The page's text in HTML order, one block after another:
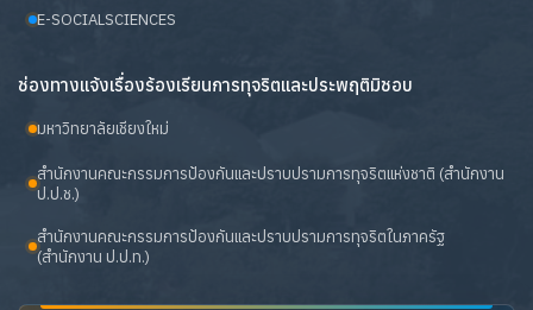
E-SOCIALSCIENCES
ช่องทางแจ้งเรื่องร้องเรียนการทุจริตและประพฤติมิชอบ
มหาวิทยาลัยเชียงใหม่
สำนักงานคณะกรรมการป้องกันและปราบปรามการทุจริตแห่งชาติ (สำนักงาน
ป.ป.ช.)
สำนักงานคณะกรรมการป้องกันและปราบปรามการทุจริตในภาครัฐ
(สำนักงาน ป.ป.ท.)